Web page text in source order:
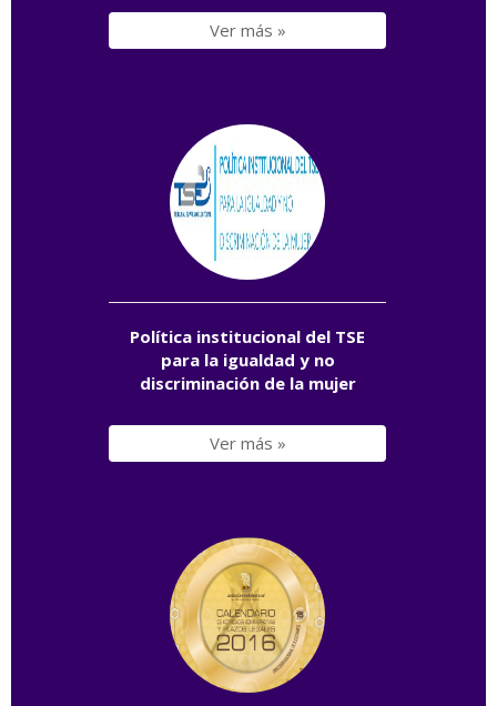
Ver más »
Política institucional del TSE
para la igualdad y no
discriminación de la mujer
Ver más »